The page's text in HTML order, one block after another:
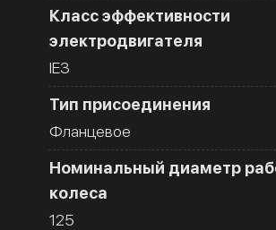
Класс эффективности
электродвигателя
IE3
Тип присоединения
Фланцевое
Номинальный диаметр
колеса
125